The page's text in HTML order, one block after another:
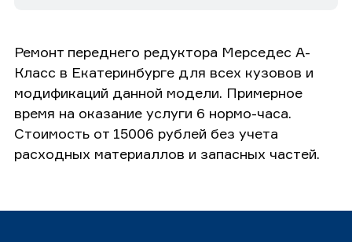
Ремонт переднего редуктора Мерседес А-
Класс в Екатеринбурге для всех кузовов и
модификаций данной модели. Примерное
время на оказание услуги 6 нормо-часа.
Стоимость от 15006 рублей без учета
расходных материаллов и запасных частей.